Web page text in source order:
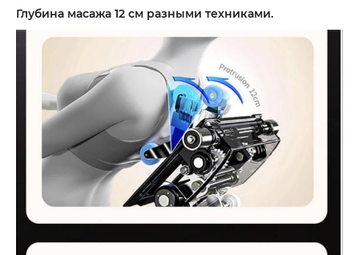
Глубина масажа 12 см разными техниками.